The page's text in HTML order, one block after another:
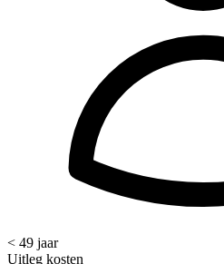
< 49 jaar
Uitleg kosten